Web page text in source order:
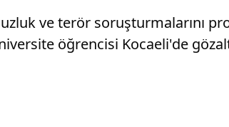
ve terör soruşturmalarını
öğrencisi Kocaeli'de